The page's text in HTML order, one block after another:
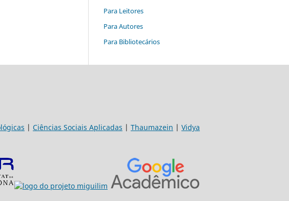
Para Leitores
Para Autores
Para Bibliotecários
| Ciências Sociais Aplicadas | Thaumazein | Vidya